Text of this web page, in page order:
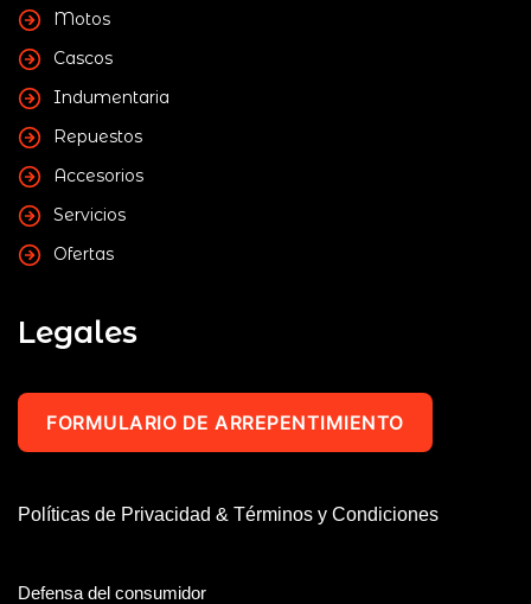
Motos
Cascos
Indumentaria
Repuestos
Accesorios
Servicios
Ofertas
Legales
FORMULARIO DE ARREPENTIMIENTO
Políticas de Privacidad & Términos y Condiciones
Defensa del consumidor